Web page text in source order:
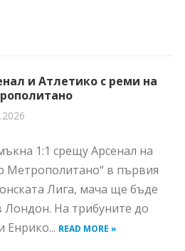
и Атлетико с реми на
1:1 срещу Арсенал на
Метрополитано“ в първия
Лига, мача ще бъде
На трибуните до
Енрико... READ MORE »